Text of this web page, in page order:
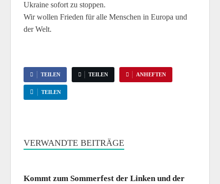
Ukraine sofort zu stoppen.
Wir wollen Frieden für alle Menschen in Europa und
der Welt.
TEILEN TEILEN ANHEFTEN
TEILEN
VERWANDTE BEITRÄGE
Kommt zum Sommerfest der Linken und der